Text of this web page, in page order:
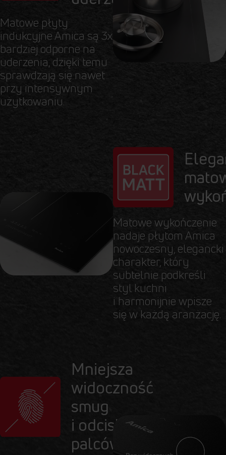
Matowe płyty
indukcyjne Amica są 3x
bardziej odporne na
uderzenia, dzięki temu
sprawdzają się nawet
przy intensywnym
użytkowaniu.
Matowe wykończenie
nadaje płytom Amica
nowoczesny, elegancki
charakter, który
subtelnie podkreśli
styl kuchni
i harmonijnie wpisze
się w każdą aranżację.
Mniejsza
widoczność
smug
i odcisków
palców